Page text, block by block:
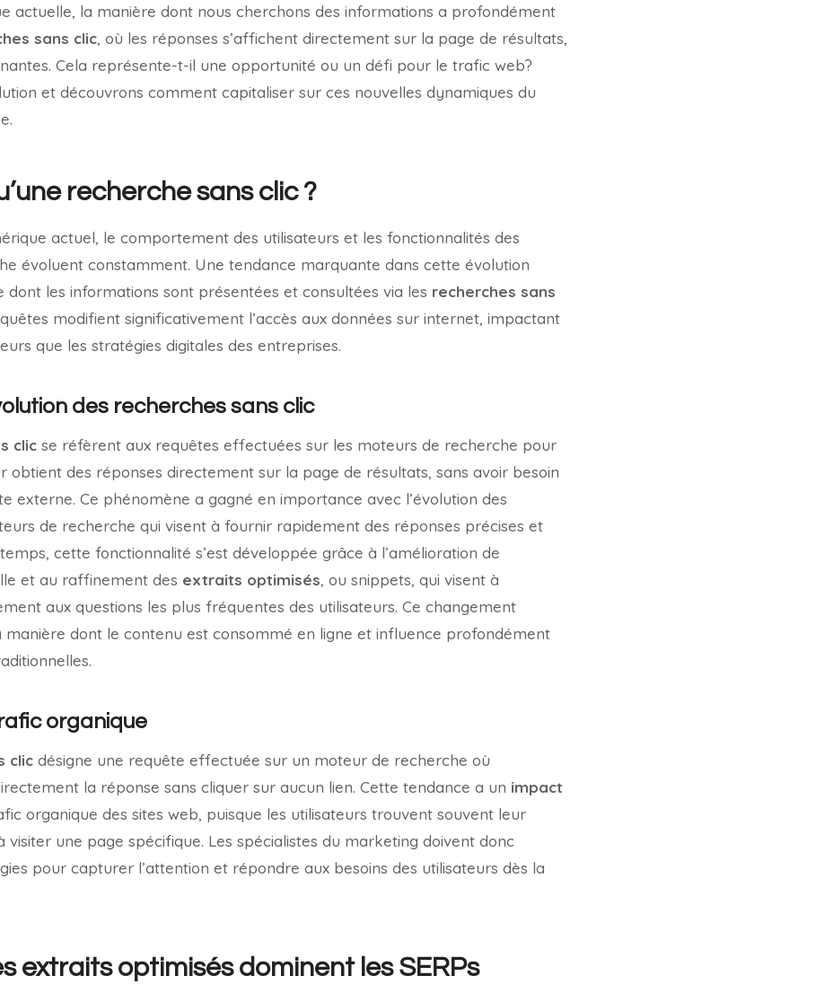
actuelle, la manière dont nous cherchons des informations a profondément
sans clic, où les réponses s’affichent directement sur la page de résultats,
Cela représente-t-il une opportunité ou un défi pour le trafic web?
et découvrons comment capitaliser sur ces nouvelles dynamiques du
recherche sans clic ?
actuel, le comportement des utilisateurs et les fonctionnalités des
évoluent constamment. Une tendance marquante dans cette évolution
dont les informations sont présentées et consultées via les recherches sans
modifient significativement l’accès aux données sur internet, impactant
que les stratégies digitales des entreprises.
des recherches sans clic
clic se réfèrent aux requêtes effectuées sur les moteurs de recherche pour
obtient des réponses directement sur la page de résultats, sans avoir besoin
externe. Ce phénomène a gagné en importance avec l’évolution des
de recherche qui visent à fournir rapidement des réponses précises et
cette fonctionnalité s’est développée grâce à l’amélioration de
et au raffinement des extraits optimisés, ou snippets, qui visent à
aux questions les plus fréquentes des utilisateurs. Ce changement
manière dont le contenu est consommé en ligne et influence profondément
organique
clic désigne une requête effectuée sur un moteur de recherche où
la réponse sans cliquer sur aucun lien. Cette tendance a un impact
organique des sites web, puisque les utilisateurs trouvent souvent leur
visiter une page spécifique. Les spécialistes du marketing doivent donc
pour capturer l’attention et répondre aux besoins des utilisateurs dès la
extraits optimisés dominent les SERPs